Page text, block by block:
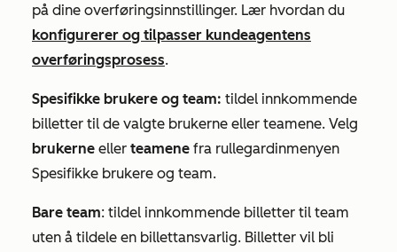
på dine overføringsinnstillinger. Lær hvordan du
konfigurerer og tilpasser kundeagentens
overføringsprosess.
Spesifikke brukere og team: tildel innkommende
billetter til de valgte brukerne eller teamene. Velg
brukerne eller teamene fra rullegardinmenyen
Spesifikke brukere og team.
Bare team: tildel innkommende billetter til team
uten å tildele en billettansvarlig. Billetter vil bli